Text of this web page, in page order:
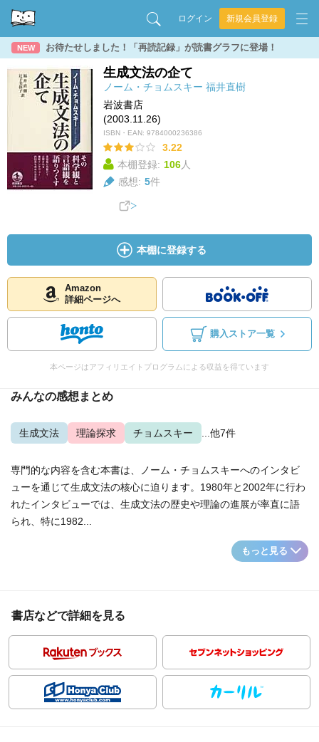
ログイン 新規会員登録
NEW お待たせしました！「再読記録」が読書グラフに登場！
生成文法の企て
ノーム・チョムスキー 福井直樹
岩波書店
(2003.11.26)
ISBN・EAN: 9784000236386
3.22
本棚登録: 106人
感想: 5件
本棚に登録する
Amazon
詳細ページへ
購入ストア一覧
本ページはアフィリエイトプログラムによる収益を得ています
みんなの感想まとめ
生成文法 理論探求 チョムスキー ...他7件
専門的な内容を含む本書は、ノーム・チョムスキーへのインタビ
ューを通じて生成文法の核心に迫ります。1980年と2002年に行わ
れたインタビューでは、生成文法の歴史や理論の進展が率直に語
られ、特に1982...
もっと見る
書店などで詳細を見る